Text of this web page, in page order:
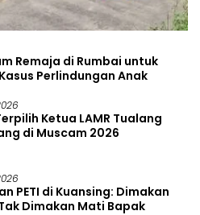
Remaja di Rumbai untuk
Perlindungan Anak
Ketua LAMR Tualang
di Muscam 2026
PETI di Kuansing: Dimakan
Dimakan Mati Bapak